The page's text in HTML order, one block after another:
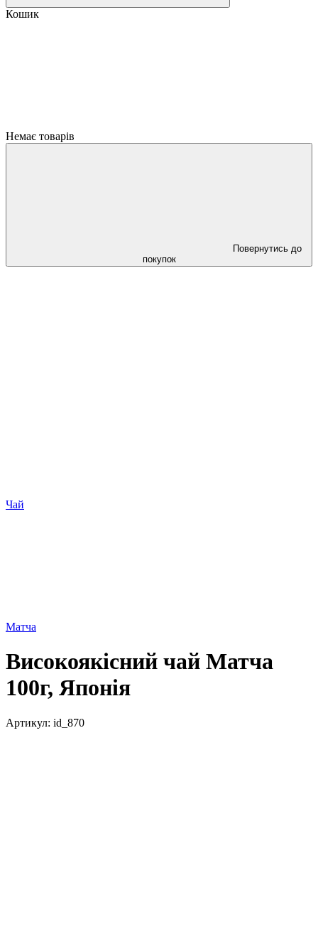
Кошик
Немає товарів
Повернутись до
покупок
Чай
Матча
Високоякісний чай Матча
100г, Японія
Артикул: id_870